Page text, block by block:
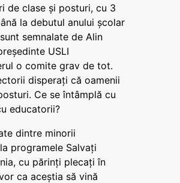
de clase și posturi, cu 3
la debutul anului școlar
semnalate de Alin
USLI
o comite grav de tot.
disperați că oamenii
Ce se întâmplă cu
educatorii?
dintre minorii
programele Salvați
cu părinți plecați în
ca aceștia să vină